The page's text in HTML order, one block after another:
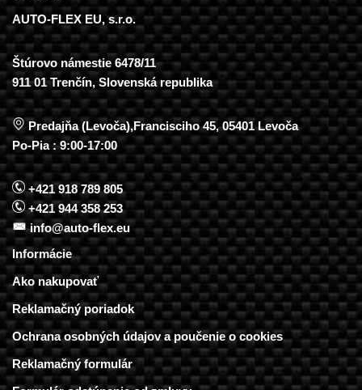
AUTO-FLEX EU, s.r.o.
Štúrovo námestie 6478/11
911 01 Trenčín, Slovenská republika
Predajňa (Levoča),Francisciho 45, 05401 Levoča
Po-Pia : 9:00-17:00
+421 918 789 805
+421 944 358 253
info@auto-flex.eu
Informácie
Ako nakupovať
Reklamačný poriadok
Ochrana osobných údajov a poučenie o cookies
Reklamačný formulár